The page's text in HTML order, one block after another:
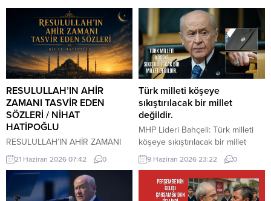
RESULULLAH’IN AHİR
ZAMANI TASVİR EDEN
SÖZLERİ / NİHAT
HATİPOĞLU
RESULULLAH’IN AHİR ZAMANI
TASVİR EDEN SÖZLERİ İnsanlar
heveslerine uyacaklar, zan ile
hükmedilecek. Bilinmeyen
konularda insanlar konuşacaklar.
21 Haziran 2026 07:42 0
Türk milleti köşeye
sıkıştırılacak bir millet
değildir.
MHP Lideri Bahçeli: Türk milleti
köşeye sıkıştırılacak bir millet
değildir. Türk milleti, karşısına
yedi düvel de dizilse tarih
sahnesinden silinecek bir millet
değildir. Türkiye, ham hayaller
9 Haziran 2026 23:22 0